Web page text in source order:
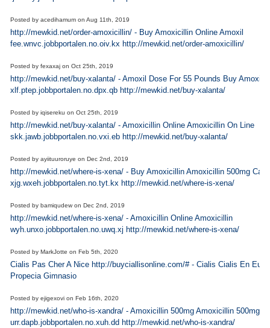
Posted byacedihamumonAug 11th, 2019
http://mewkid.net/order-amoxicillin/ - Buy Amoxicillin Online Amoxil
fee.wnvc.jobbportalen.no.oiv.kx http://mewkid.net/order-amoxicillin/
Posted byfexaxajonOct 25th, 2019
http://mewkid.net/buy-xalanta/ - Amoxil Dose For 55 Pounds Buy Amoxil
xlf.ptep.jobbportalen.no.dpx.qb http://mewkid.net/buy-xalanta/
Posted byiqiserekuonOct 25th, 2019
http://mewkid.net/buy-xalanta/ - Amoxicillin Online Amoxicillin On Line
skk.jawb.jobbportalen.no.vxi.eb http://mewkid.net/buy-xalanta/
Posted byayiituuroruyeonDec 2nd, 2019
http://mewkid.net/where-is-xena/ - Buy Amoxicillin Amoxicillin 500mg
xjg.wxeh.jobbportalen.no.tyt.kx http://mewkid.net/where-is-xena/
Posted bybamiqudewonDec 2nd, 2019
http://mewkid.net/where-is-xena/ - Amoxicillin Online Amoxicillin
wyh.unxo.jobbportalen.no.uwq.xj http://mewkid.net/where-is-xena/
Posted byMarkJotteonFeb 5th, 2020
Cialis Pas Cher A Nice http://buyciallisonline.com/# - Cialis Cialis En
Propecia Gimnasio
Posted byejigexovionFeb 16th, 2020
http://mewkid.net/who-is-xandra/ - Amoxicillin 500mg Amoxicillin 500mg
urr.dapb.jobbportalen.no.xuh.dd http://mewkid.net/who-is-xandra/